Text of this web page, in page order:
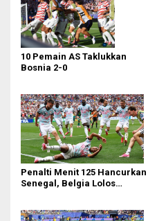
10 Pemain AS Taklukkan
Bosnia 2-0
Penalti Menit 125 Hancurkan
Senegal, Belgia Lolos